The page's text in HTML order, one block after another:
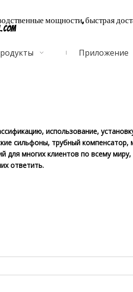
мощности, быстрая
Приложение
использование,
сильфоны, трубный компенсатор,
для многих клиентов по всему
ответить.